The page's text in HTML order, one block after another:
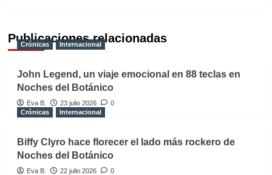
Publicaciones relacionadas
Crónicas Internacional
John Legend, un viaje emocional en 88 teclas en
Noches del Botánico
Eva B. 23 julio 2026
0
Crónicas
Internacional
Biffy Clyro hace florecer el lado más rockero de
Noches del Botánico
Eva B. 22 julio 2026
0